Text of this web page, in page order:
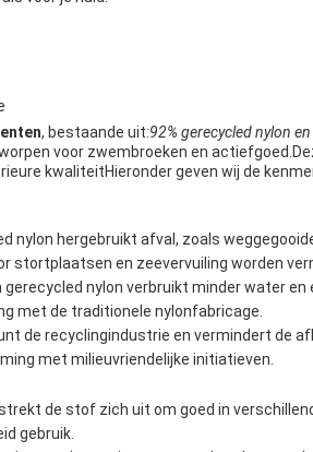
, bestaande uit:92% gerecycled nylon
voor zwembroeken en
kwaliteitHieronder geven wij de
nylon hergebruikt afval, zoals
en zeevervuiling worden
nylon verbruikt minder water en
met de traditionele nylonfabricage.
de recyclingindustrie en vermindert de
met milieuvriendelijke initiatieven.
de stof zich uit om goed in
gebruik.